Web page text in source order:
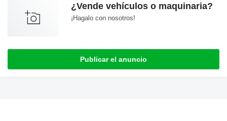
¿Vende vehículos o maquinaria?
¡Hagalo con nosotros!
Publicar el anuncio